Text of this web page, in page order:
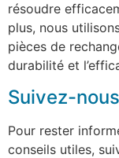
résoudre
plus, nous
pièces de
durabilité et
Suivez-
Pour rester
conseils utiles,